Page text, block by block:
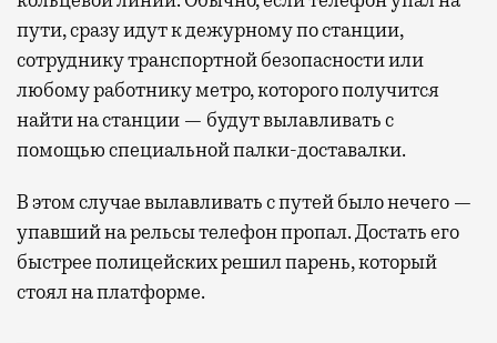
пути, сразу идут к дежурному по станции,
сотруднику транспортной безопасности или
любому работнику метро, которого получится
найти на станции — будут вылавливать с
помощью специальной палки-доставалки.
В этом случае вылавливать с путей было нечего —
упавший на рельсы телефон пропал. Достать его
быстрее полицейских решил парень, который
стоял на платформе.